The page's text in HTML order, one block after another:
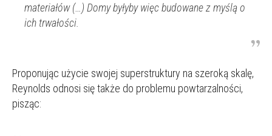
materiałów (…) Domy byłyby więc budowane z myślą o
ich trwałości.
Proponując użycie swojej superstruktury na szeroką skalę,
Reynolds odnosi się także do problemu powtarzalności,
pisząc: